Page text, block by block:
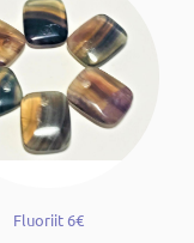
Fluoriit 6€